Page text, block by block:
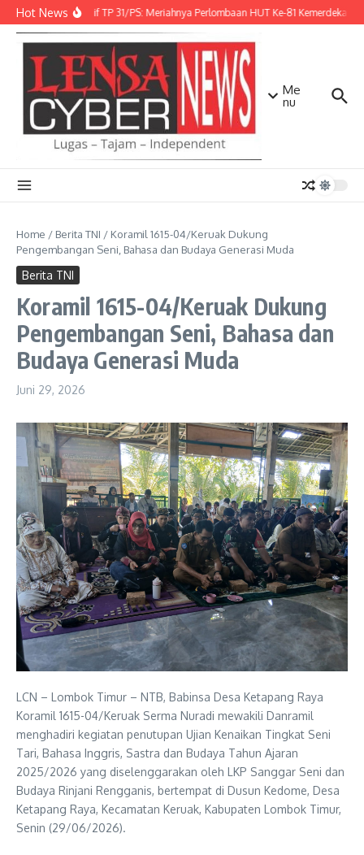
Lewati ke konten
Hot NewsDanbrigif TP 31/PS: Meriahnya Perlombaan HUT Ke-81
Me
nu
Home / Berita TNI / Koramil 1615-04/Keruak Dukung
Pengembangan Seni, Bahasa dan Budaya Generasi Muda
Berita TNI
Koramil 1615-04/Keruak Dukung
Pengembangan Seni, Bahasa dan
Budaya Generasi Muda
Juni 29, 2026
LCN – Lombok Timur – NTB, Babinsa Desa Ketapang Raya
Koramil 1615-04/Keruak Serma Nuradi mewakili Danramil
menghadiri kegiatan penutupan Ujian Kenaikan Tingkat Seni
Tari, Bahasa Inggris, Sastra dan Budaya Tahun Ajaran
2025/2026 yang diselenggarakan oleh LKP Sanggar Seni dan
Budaya Rinjani Rengganis, bertempat di Dusun Kedome, Desa
Ketapang Raya, Kecamatan Keruak, Kabupaten Lombok Timur,
Senin (29/06/2026).